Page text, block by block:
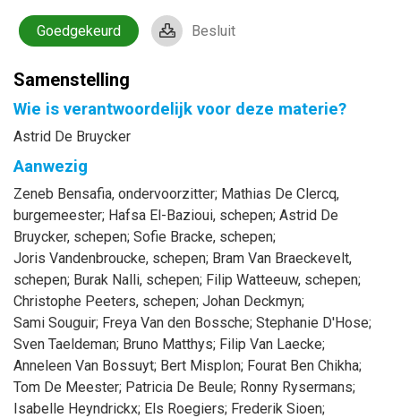
Goedgekeurd Besluit
Samenstelling
Wie is verantwoordelijk voor deze materie?
Astrid De Bruycker
Aanwezig
Zeneb Bensafia, ondervoorzitter; Mathias De Clercq,
burgemeester; Hafsa El-Bazioui, schepen; Astrid De
Bruycker, schepen; Sofie Bracke, schepen;
Joris Vandenbroucke, schepen; Bram Van Braeckevelt,
schepen; Burak Nalli, schepen; Filip Watteeuw, schepen;
Christophe Peeters, schepen; Johan Deckmyn;
Sami Souguir; Freya Van den Bossche; Stephanie D'Hose;
Sven Taeldeman; Bruno Matthys; Filip Van Laecke;
Anneleen Van Bossuyt; Bert Misplon; Fourat Ben Chikha;
Tom De Meester; Patricia De Beule; Ronny Rysermans;
Isabelle Heyndrickx; Els Roegiers; Frederik Sioen;